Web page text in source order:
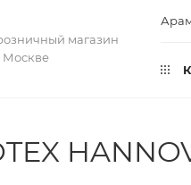
магазин
Москве